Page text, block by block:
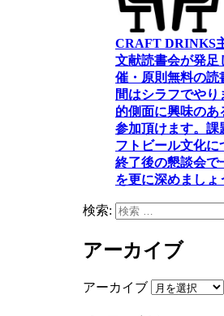
CRAFT DRINKS
文献読書会が発足
催・原則無料の
間はシラフでやり
的側面に興味の
参加頂けます。 課
フトビール文化
終了後の懇談会で
を更に深めましょ
検索:
アーカイブ
アーカイブ